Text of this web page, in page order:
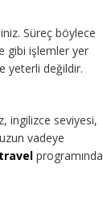
Süreç böylece
gibi işlemler yer
yeterli değildir.
ingilizce seviyesi,
vadeye
programında